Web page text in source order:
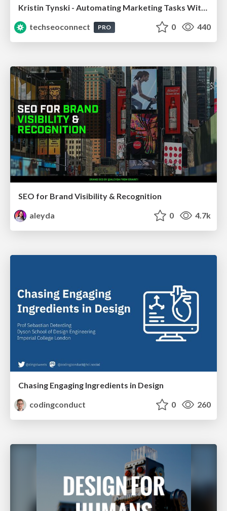
Kristin Tynski - Automating Marketing Tasks With AI
techseoconnect
PRO 0 440
SEO for Brand Visibility & Recognition
aleyda
0 4.7k
Chasing Engaging Ingredients in Design
codingconduct
0 260